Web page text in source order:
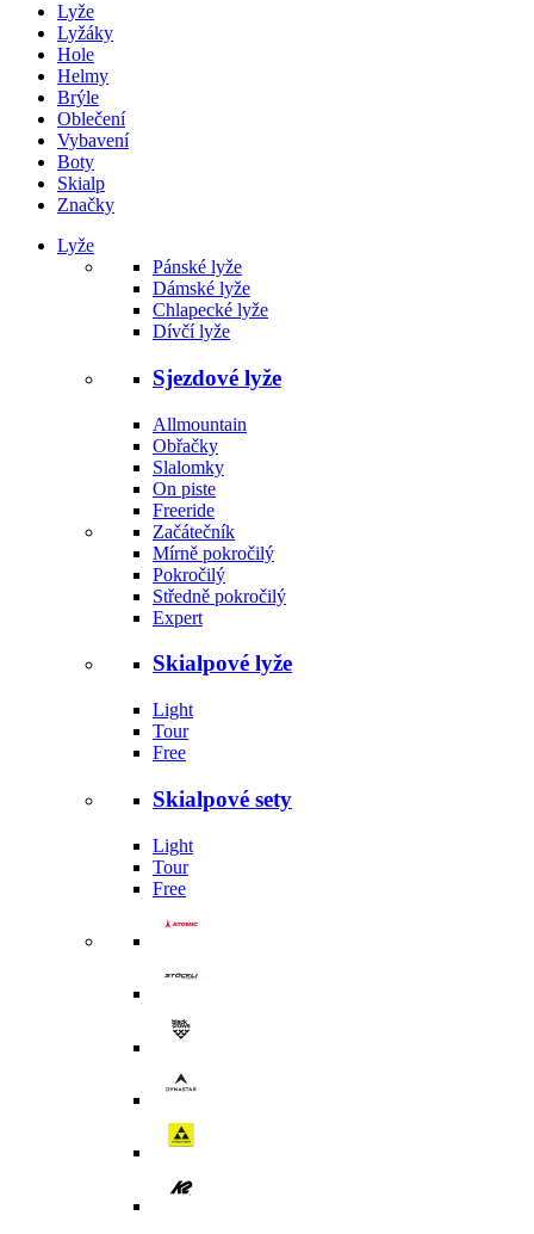
Lyže
Lyžáky
Hole
Helmy
Brýle
Oblečení
Vybavení
Boty
Skialp
Značky
Lyže
Pánské lyže
Dámské lyže
Chlapecké lyže
Dívčí lyže
Sjezdové lyže
Allmountain
Obřačky
Slalomky
On piste
Freeride
Začátečník
Mírně pokročilý
Pokročilý
Středně pokročilý
Expert
Skialpové lyže
Light
Tour
Free
Skialpové sety
Light
Tour
Free